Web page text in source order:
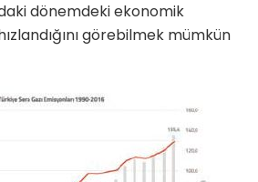
dönemdeki ekonomik
görebilmek mümkün